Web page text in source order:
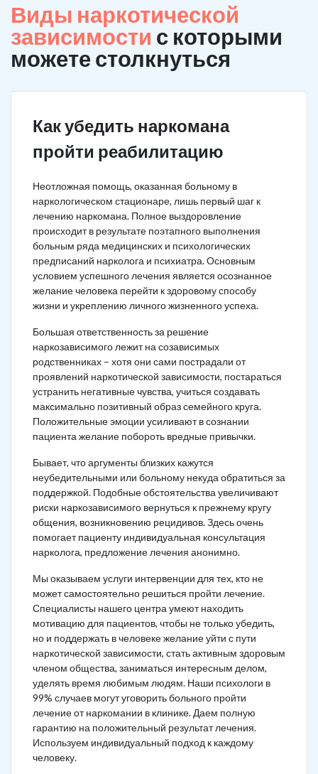
Виды наркотической
зависимости с которыми
можете столкнуться
Как убедить наркомана
пройти реабилитацию
Неотложная помощь, оказанная больному в
наркологическом стационаре, лишь первый шаг к
лечению наркомана. Полное выздоровление
происходит в результате поэтапного выполнения
больным ряда медицинских и психологических
предписаний нарколога и психиатра. Основным
условием успешного лечения является осознанное
желание человека перейти к здоровому способу
жизни и укреплению личного жизненного успеха.
Большая ответственность за решение
наркозависимого лежит на созависимых
родственниках – хотя они сами пострадали от
проявлений наркотической зависимости, постараться
устранить негативные чувства, учиться создавать
максимально позитивный образ семейного круга.
Положительные эмоции усиливают в сознании
пациента желание побороть вредные привычки.
Бывает, что аргументы близких кажутся
неубедительными или больному некуда обратиться за
поддержкой. Подобные обстоятельства увеличивают
риски наркозависимого вернуться к прежнему кругу
общения, возникновению рецидивов. Здесь очень
помогает пациенту индивидуальная консультация
нарколога, предложение лечения анонимно.
Мы оказываем услуги интервенции для тех, кто не
может самостоятельно решиться пройти лечение.
Специалисты нашего центра умеют находить
мотивацию для пациентов, чтобы не только убедить,
но и поддержать в человеке желание уйти с пути
наркотической зависимости, стать активным здоровым
членом общества, заниматься интересным делом,
уделять время любимым людям. Наши психологи в
99% случаев могут уговорить больного пройти
лечение от наркомании в клинике. Даем полную
гарантию на положительный результат лечения.
Используем индивидуальный подход к каждому
человеку.